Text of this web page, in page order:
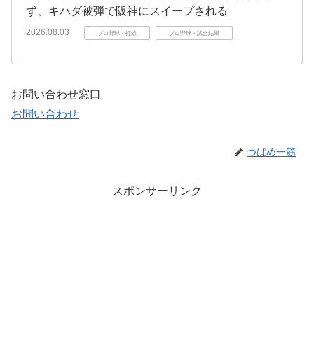
ず、キハダ被弾で阪神にスイープされる
2026.08.03 プロ野球・打線 プロ野球・試合結果
お問い合わせ窓口
お問い合わせ
つばめ一筋
スポンサーリンク